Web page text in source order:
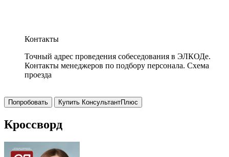
Контакты
Точный адрес проведения собеседования в ЭЛКОДе.
Контакты менеджеров по подбору персонала. Схема
проезда
Попробовать Купить КонсультантПлюс
Кроссворд